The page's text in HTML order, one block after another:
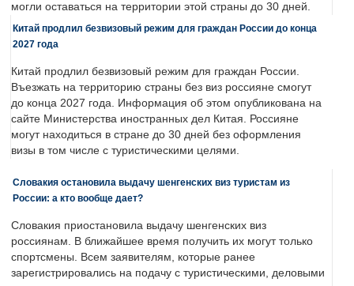
могли оставаться на территории этой страны до 30 дней.
Китай продлил безвизовый режим для граждан России до конца
2027 года
Китай продлил безвизовый режим для граждан России.
Въезжать на территорию страны без виз россияне смогут
до конца 2027 года. Информация об этом опубликована на
сайте Министерства иностранных дел Китая. Россияне
могут находиться в стране до 30 дней без оформления
визы в том числе с туристическими целями.
Словакия остановила выдачу шенгенских виз туристам из
России: а кто вообще дает?
Словакия приостановила выдачу шенгенских виз
россиянам. В ближайшее время получить их могут только
спортсмены. Всем заявителям, которые ранее
зарегистрировались на подачу с туристическими, деловыми